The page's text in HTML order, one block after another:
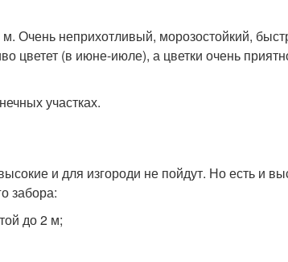
Очень неприхотливый, морозостойкий,
цветет (в июне-июле), а цветки очень
участках.
и для изгороди не пойдут. Но есть и
забора:
до 2 м;